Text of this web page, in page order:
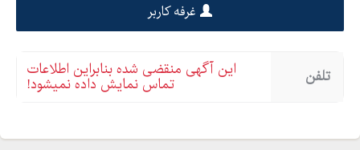
غرفه کاربر
تلفن این آگهی منقضی شده بنابراین اطلاعات
تماس نمایش داده نمیشود!